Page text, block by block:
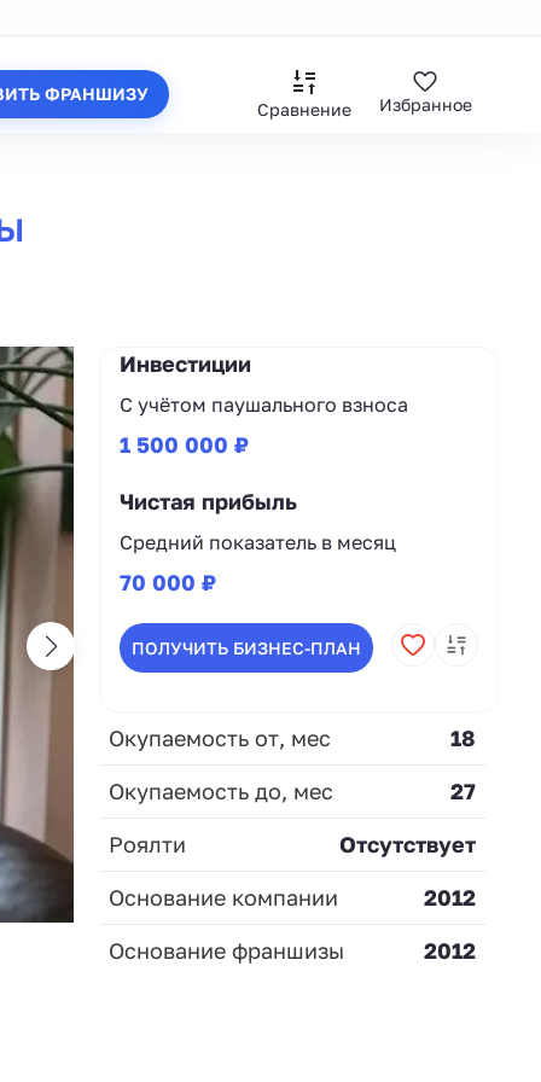
ФРАНШИЗУ
Сравнение Избранное
Инвестиции
С учётом паушального взноса
1 500 000 ₽
Чистая прибыль
Средний показатель в месяц
70 000 ₽
ПОЛУЧИТЬ БИЗНЕС-ПЛАН
Окупаемость от, мес
18
Окупаемость до, мес
27
Роялти
Отсутствует
Основание компании
2012
Основание франшизы
2012